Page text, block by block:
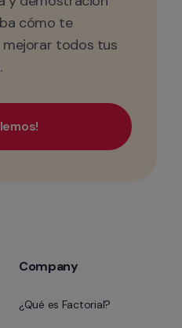
cómo te
todos tus
Company
¿Qué es Factorial?